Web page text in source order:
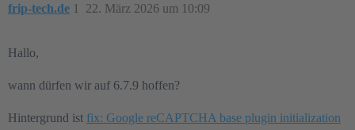
frip-tech.de 22. März 2026 um 10:09
1
Hallo,
wann dürfen wir auf 6.7.9 hoffen?
Hintergrund ist fix: Google reCAPTCHA base plugin initialization